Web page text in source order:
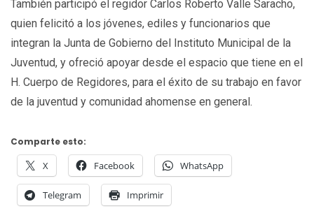
También participó el regidor Carlos Roberto Valle Saracho,
quien felicitó a los jóvenes, ediles y funcionarios que
integran la Junta de Gobierno del Instituto Municipal de la
Juventud, y ofreció apoyar desde el espacio que tiene en el
H. Cuerpo de Regidores, para el éxito de su trabajo en favor
de la juventud y comunidad ahomense en general.
Comparte esto:
X Facebook WhatsApp
Telegram Imprimir